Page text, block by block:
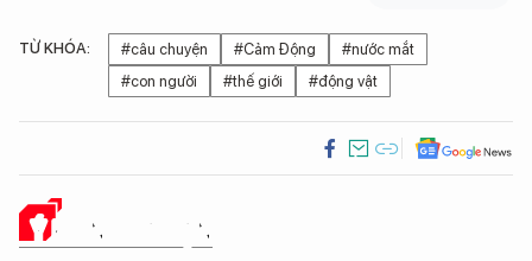
TỪ KHÓA: #câu chuyện #Cảm Động
#nước mắt
#con người
#thế giới #động vật
Ý KIẾN CỦA BẠN